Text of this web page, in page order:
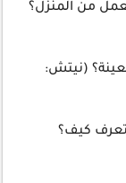
من المنزل؟
(نيتش:
تعرف كيف؟